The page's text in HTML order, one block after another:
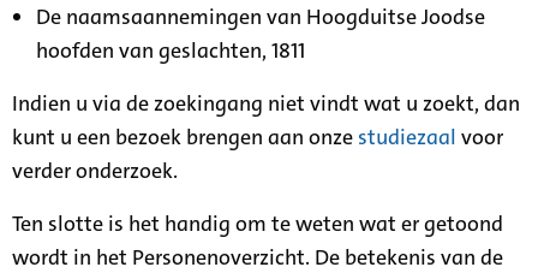
De naamsaannemingen van Hoogduitse Joodse
hoofden van geslachten, 1811
Indien u via de zoekingang niet vindt wat u zoekt, dan
kunt u een bezoek brengen aan onze studiezaal voor
verder onderzoek.
Ten slotte is het handig om te weten wat er getoond
wordt in het Personenoverzicht. De betekenis van de